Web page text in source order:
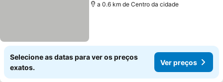
a 0.6 km de Centro da cidade
Selecione as datas para ver os preços
exatos.
Ver preços